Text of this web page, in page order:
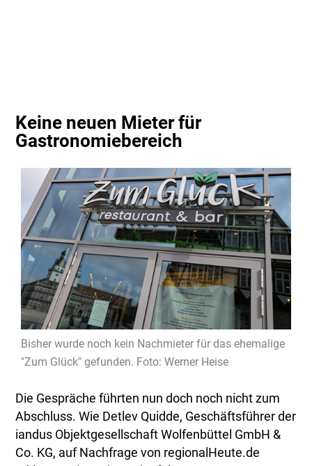
Keine neuen Mieter für
Gastronomiebereich
Bisher wurde noch kein Nachmieter für das ehemalige
"Zum Glück" gefunden. Foto: Werner Heise
Die Gespräche führten nun doch noch nicht zum
Abschluss. Wie Detlev Quidde, Geschäftsführer der
iandus Objektgesellschaft Wolfenbüttel GmbH &
Co. KG, auf Nachfrage von regionalHeute.de